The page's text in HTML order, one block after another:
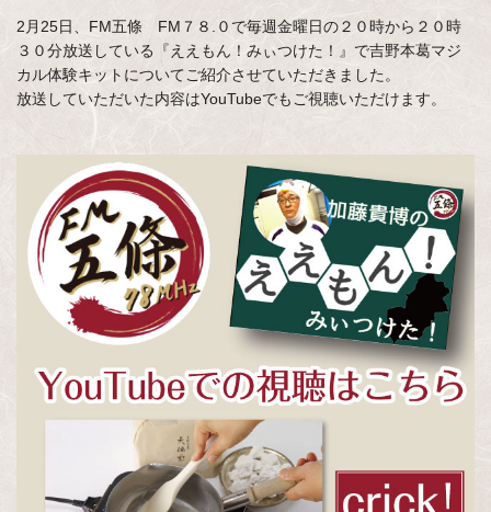
2月25日、FM五條 FM７８.０で毎週金曜日の２０時から２０時
３０分放送している『ええもん！みぃつけた！』で吉野本葛マジ
カル体験キットについてご紹介させていただきました。
放送していただいた内容はYouTubeでもご視聴いただけます。